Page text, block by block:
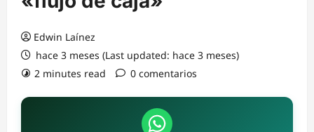
Edwin Laínez
hace 3 meses (Last updated: hace 3 meses)
2 minutes read
0 comentarios